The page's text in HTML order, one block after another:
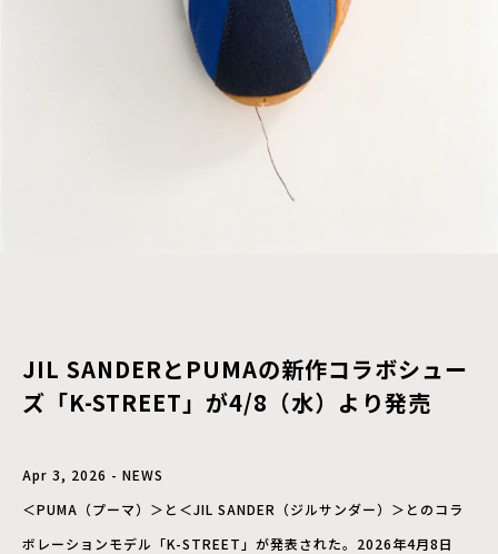
JIL SANDERとPUMAの新作コラボシュー
ズ「K-STREET」が4/8（水）より発売
Apr 3, 2026 - NEWS
＜PUMA（プーマ）＞と＜JIL SANDER（ジルサンダー）＞とのコラ
ボレーションモデル「K-STREET」が発表された。2026年4月8日